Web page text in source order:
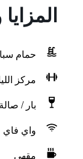
حمام
مركز
بار / صالة
واي فاي
مقهى